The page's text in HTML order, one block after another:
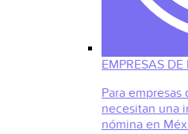
EMPRESAS DE
Para
necesitan una
nómina en